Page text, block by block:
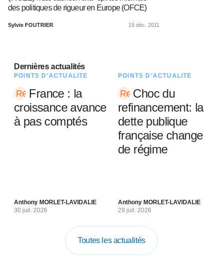
des politiques de rigueur en Europe (OFCE)
Sylvie FOUTRIER 19 déc. 2011
Dernières actualités
POINTS D’ACTUALITÉ
France : la
croissance avance
à pas comptés
Anthony MORLET-LAVIDALIE
30 juil. 2026
POINTS D’ACTUALITÉ
Choc du
refinancement: la
dette publique
française change
de régime
Anthony MORLET-LAVIDALIE
29 juil. 2026
Toutes les actualités